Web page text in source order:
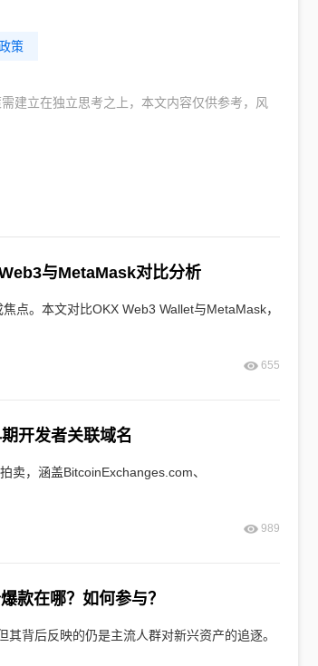
策
建立在独立思考之上，本文内容仅供参考，风
与MetaMask对比分析
点。本文对比OKX Web3 Wallet与MetaMask，
655
开发者关联域名
卖，涵盖BitcoinExchanges.com、
989
款在哪？如何参与？
背后反映的仍是主流人群对新兴资产的追逐。